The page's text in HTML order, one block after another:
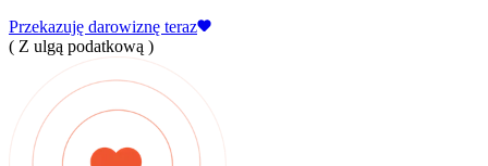
Przekazuję darowiznę teraz
( Z ulgą podatkową )